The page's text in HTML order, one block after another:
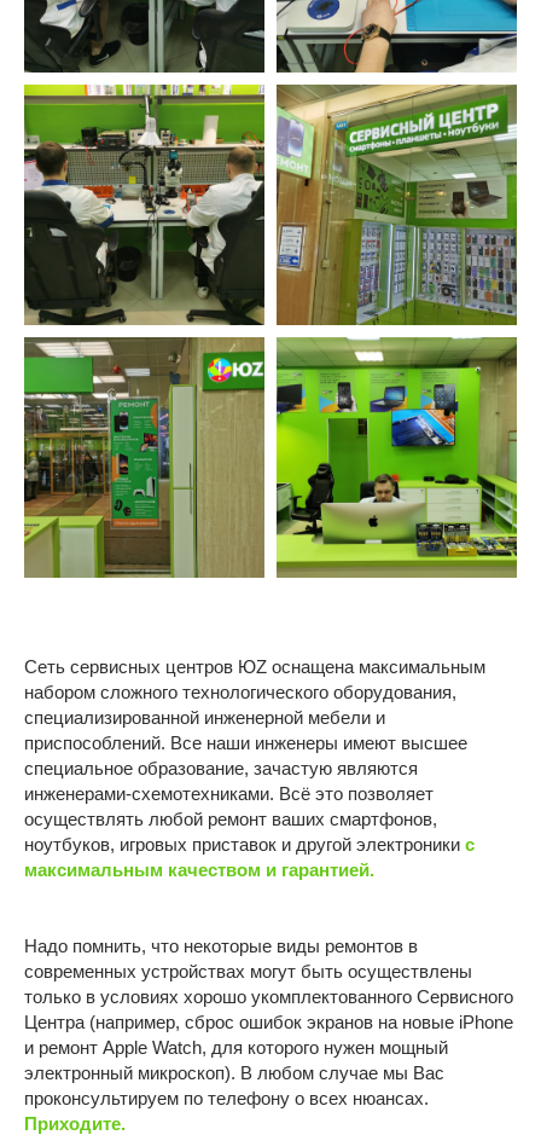
Прайс
Контакты
Сеть сервисных центров ЮZ оснащена максимальным
набором сложного технологического оборудования,
специализированной инженерной мебели и
приспособлений. Все наши инженеры имеют высшее
специальное образование, зачастую являются
инженерами-схемотехниками. Всё это позволяет
осуществлять любой ремонт ваших смартфонов,
ноутбуков, игровых приставок и другой электроники с
максимальным качеством и гарантией.
Надо помнить, что некоторые виды ремонтов в
современных устройствах могут быть осуществлены
только в условиях хорошо укомплектованного Сервисного
Центра (например, сброс ошибок экранов на новые iPhone
и ремонт Apple Watch, для которого нужен мощный
электронный микроскоп). В любом случае мы Вас
проконсультируем по телефону о всех нюансах.
Приходите.
Не переезжаем, не пропадаем. Находим
решения, даже в самых тяжелых ситуациях.
Бесплатно исправляем ошибки, возникшие
по нашей вине.
УСТРОЙСТВА ФИЛИАЛЫ
ОБЩЕЕ
Устройства Apple
Ноутбуки
Игровые приставки
Марьино
Made by Goodness
Отзывы
О компании
Контакты
ближайшее рабочее время
ИП Витман А.А., ИНН 245506062509, ОГРНИП:
326246800053028
ОСТАВИТЬ ЗАЯВКУ